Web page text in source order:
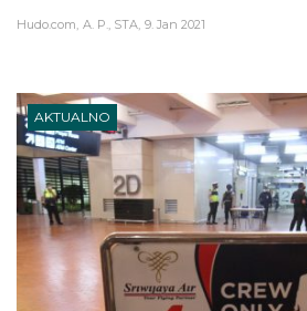
Hudo.com A. P., STA 9. Jan 2021
AKTUALNO